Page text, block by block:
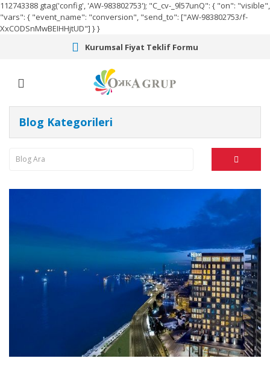
112743388 gtag('config', 'AW-983802753'); "C_cv-_9l57unQ": { "on": "visible",
"vars": { "event_name": "conversion", "send_to": ["AW-983802753/f-
XxCODSnMwBEIHHjtUD"] } }
Kurumsal Fiyat Teklif Formu
Blog Kategorileri